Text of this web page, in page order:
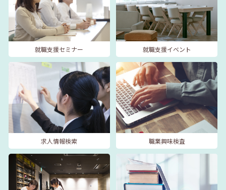
就職支援セミナー 就職支援イベント
求人情報検索 職業興味検査